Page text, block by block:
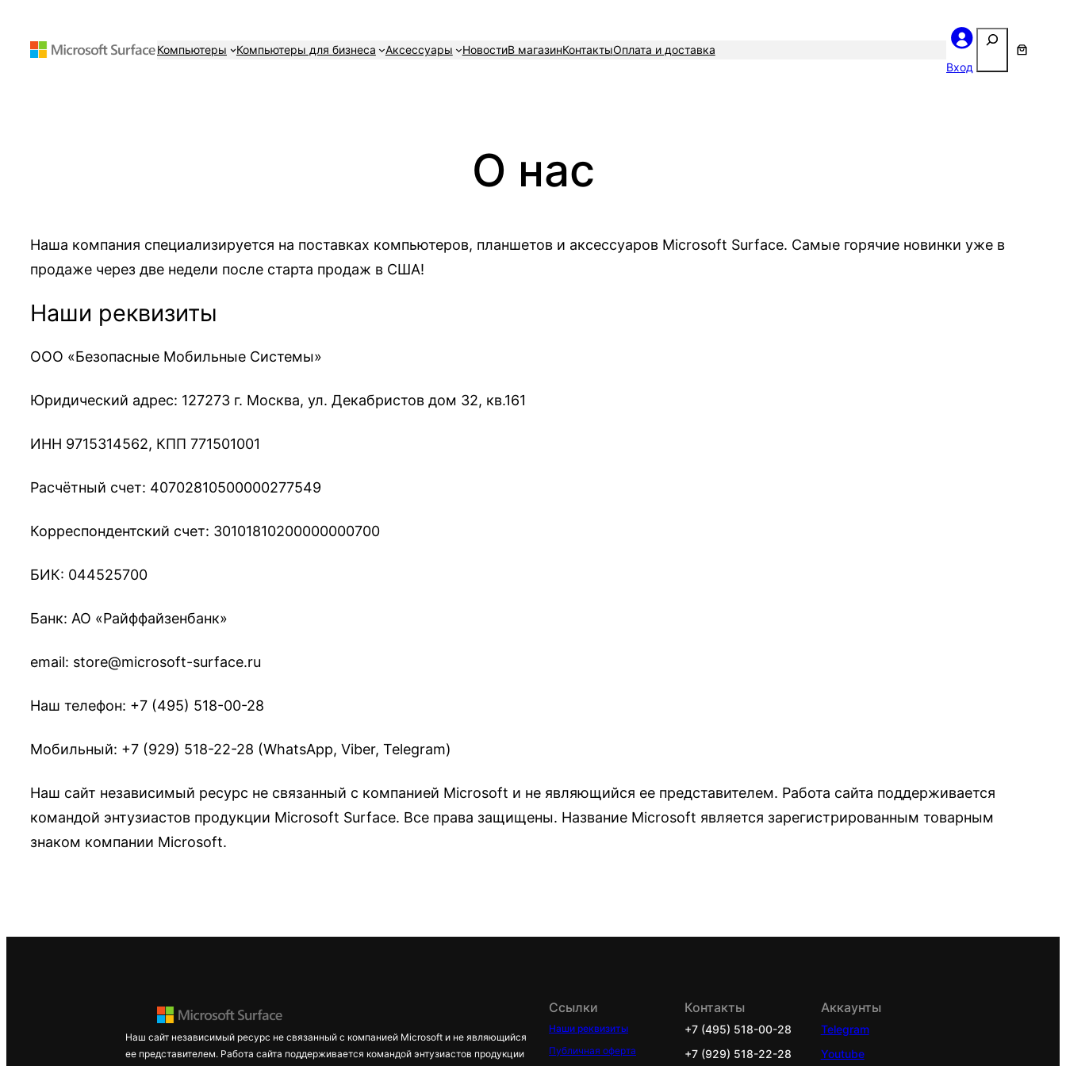
Компьютеры Компьютеры для бизнеса Аксессуары НовостиВ магазинКонтактыОплата и доставка
Вход
Поиск
О нас
Наша компания специализируется на поставках компьютеров, планшетов и аксессуаров Microsoft Surface. Самые горячие новинки уже в
продаже через две недели после старта продаж в США!
Наши реквизиты
ООО «Безопасные Мобильные Системы»
Юридический адрес: 127273 г. Москва, ул. Декабристов дом 32, кв.161
ИНН 9715314562, КПП 771501001
Расчётный счет: 40702810500000277549
Корреспондентский счет: 30101810200000000700
БИК: 044525700
Банк: АО «Райффайзенбанк»
email: store@microsoft-surface.ru
Наш телефон: +7 (495) 518-00-28
Мобильный: +7 (929) 518-22-28 (WhatsApp, Viber, Telegram)
Наш сайт независимый ресурс не связанный с компанией Microsoft и не являющийся ее представителем. Работа сайта поддерживается
командой энтузиастов продукции Microsoft Surface. Все права защищены. Название Microsoft является зарегистрированным товарным
знаком компании Microsoft.
Наш сайт независимый ресурс не связанный с компанией Microsoft и не являющийся
ее представителем. Работа сайта поддерживается командой энтузиастов продукции
Ссылки
Наши реквизиты
Публичная оферта
Контакты
+7 (495) 518-00-28
+7 (929) 518-22-28
Аккаунты
Telegram
Youtube